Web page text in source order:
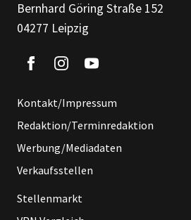
Bernhard Göring Straße 152
04277 Leipzig
Kontakt/Impressum
Redaktion/Terminredaktion
Werbung/Mediadaten
Verkaufsstellen
Stellenmarkt